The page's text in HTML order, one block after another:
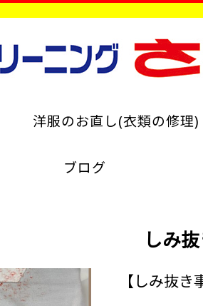
洋服のお直し(衣類の修理)
ブログ
しみ